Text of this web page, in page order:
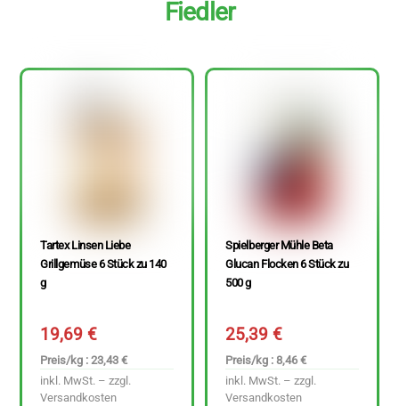
Fiedler
Tartex Linsen Liebe
Grillgemüse 6 Stück zu 140
g
19,69€
Preis/kg : 23,43 €
inkl. MwSt. – zzgl.
Versandkosten
Spielberger Mühle Beta
Glucan Flocken 6 Stück zu
500 g
25,39€
Preis/kg : 8,46 €
inkl. MwSt. – zzgl.
Versandkosten